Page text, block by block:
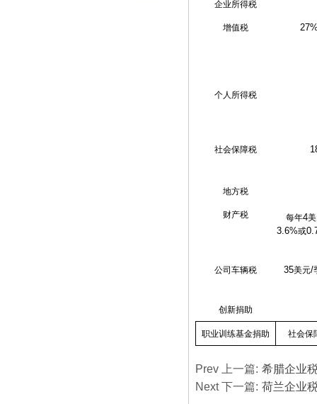
企业所得税
增值税
个人所得税
社会保障税
地方税
财产税 每年4
3.6%或
公司车辆税 35美元/
创新捐助
职业训练基金捐助 社会保
Prev 上一篇: 希腊企业
Next 下一篇: 荷兰企业